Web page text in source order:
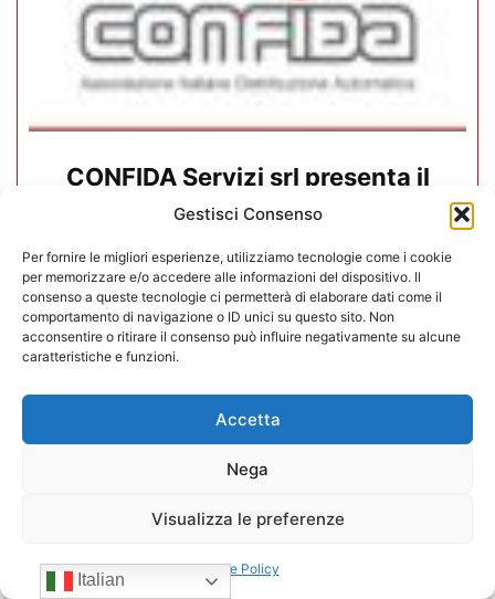
Gestisci Consenso
Per fornire le migliori esperienze, utilizziamo tecnologie come i cookie
per memorizzare e/o accedere alle informazioni del dispositivo. Il
consenso a queste tecnologie ci permetterà di elaborare dati come il
comportamento di navigazione o ID unici su questo sito. Non
acconsentire o ritirare il consenso può influire negativamente su alcune
caratteristiche e funzioni.
Accetta
Nega
Visualizza le preferenze
Cookie Policy
CONFIDA Servizi srl presenta il
nuovo Consiglio di Amministrazione
17/07/2026
Italian